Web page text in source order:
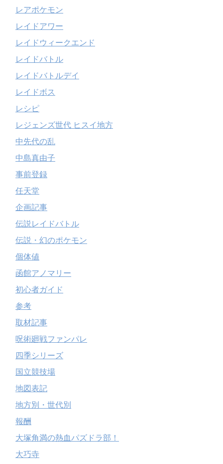
レアポケモン
レイドアワー
レイドウィークエンド
レイドバトル
レイドバトルデイ
レイドボス
レシピ
レジェンズ世代 ヒスイ地方
中先代の乱
中島真由子
事前登録
任天堂
企画記事
伝説レイドバトル
伝説・幻のポケモン
個体値
函館アノマリー
初心者ガイド
参考
取材記事
呪術廻戦ファンパレ
四季シリーズ
国立競技場
地図表記
地方別・世代別
報酬
大塚角満の熱血パズドラ部！
大巧寺